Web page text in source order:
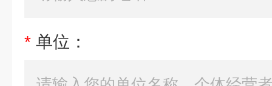
* 单位：